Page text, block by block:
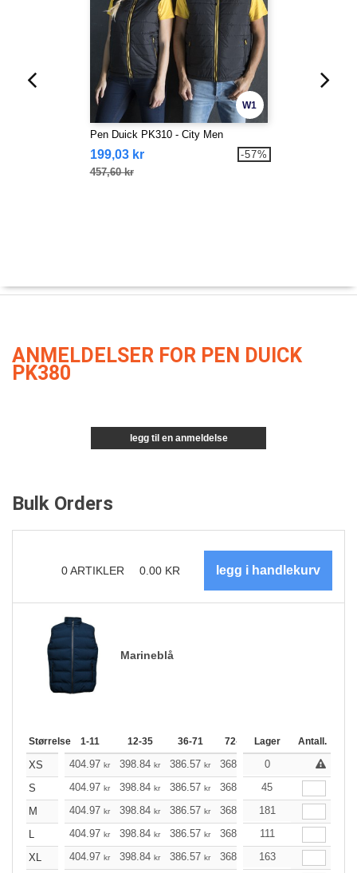
W1
Pen Duick PK310 - City Men
199,03 kr
457,60 kr
-57%
ANMELDELSER FOR PEN DUICK
PK380
legg til en anmeldelse
Bulk Orders
0ARTIKLER 0.00 KR
Marineblå
Størrelse 1-11 12-35 36-71 72-143 144-287
Lager Antall.
XS 404.97 kr 398.84 kr 386.57 kr 368.17 340.52
0
S
404.97 kr 398.84 kr 386.57 kr 368.17 349.78
45
M
404.97 kr 398.84 kr 386.57 kr 368.17 kr 349.78
181
L
404.97 kr 398.84 kr 386.57 kr 368.17 349.78
111
XL
404.97 kr 398.84 kr 386.57 kr 368.17 kr 349.78
163